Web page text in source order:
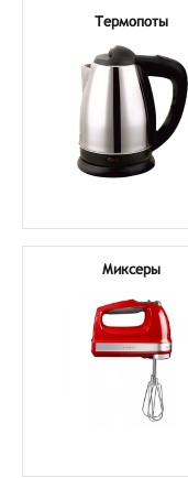
Термопоты
Миксеры